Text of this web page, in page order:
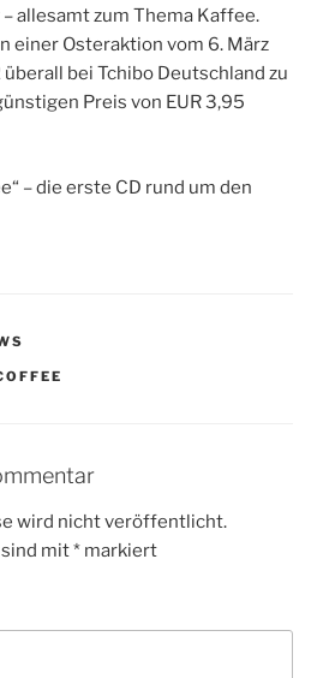
allesamt zum Thema Kaffee.
einer Osteraktion vom 6. März
bei Tchibo Deutschland zu
Preis von EUR 3,95
– die erste CD rund um den
wird nicht veröffentlicht.
mit* markiert